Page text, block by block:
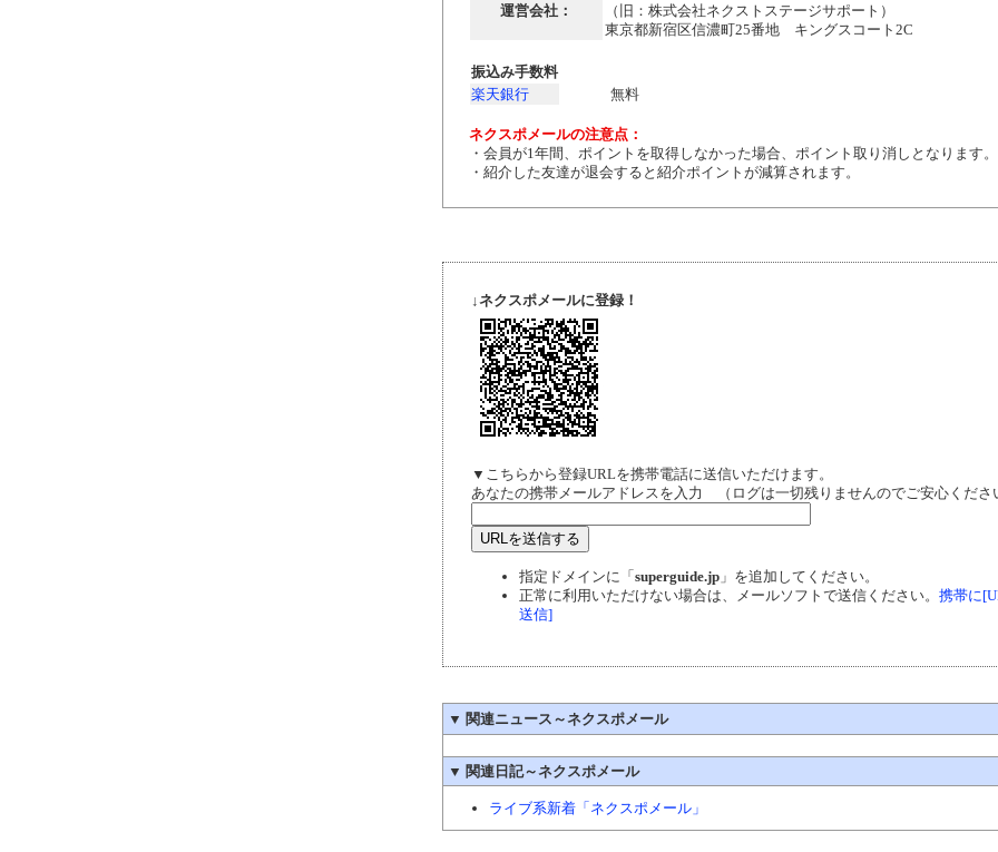
運営会社：
（旧：株式会社ネクストステージサポート）
東京都新宿区信濃町25番地 キングスコート2C
振込み手数料
楽天銀行
無料
ネクスポメールの注意点：
・会員が1年間、ポイントを取得しなかった場合、ポイント取り消しとなります。
・紹介した友達が退会すると紹介ポイントが減算されます。
↓ネクスポメールに登録！
▼こちらから登録URLを携帯電話に送信いただけます。
あなたの携帯メールアドレスを入力 （ログは一切残りませんのでご安心くださ
指定ドメインに「superguide.jp 」を追加してください。
正常に利用いただけない場合は、メールソフトで送信ください。 携帯に
送信]
▼ 関連ニュース～ネクスポメール
▼ 関連日記～ネクスポメール
ライブ系新着「ネクスポメール」